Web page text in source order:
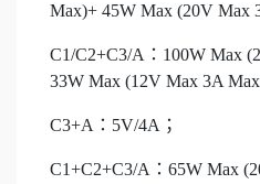
Max)+ 45W Max (20V Max
C1/C2+C3/A：100W Max
33W Max (12V Max 3A
C3+A：5V/4A；
C1+C2+C3/A：65W Max